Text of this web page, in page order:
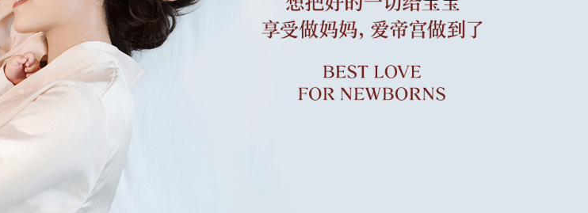
宠爱宝宝
了解爱帝宫